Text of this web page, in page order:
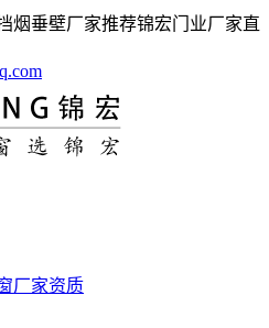
烟垂壁厂家推荐锦宏门业厂家直
厂家资质